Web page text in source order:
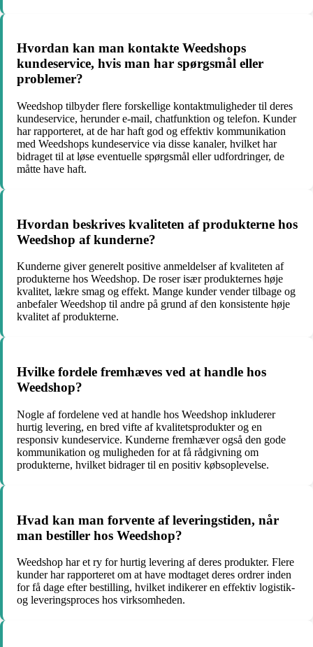
Hvordan kan man kontakte Weedshops
kundeservice, hvis man har spørgsmål eller
problemer?
Weedshop tilbyder flere forskellige kontaktmuligheder til deres
kundeservice, herunder e-mail, chatfunktion og telefon. Kunder
har rapporteret, at de har haft god og effektiv kommunikation
med Weedshops kundeservice via disse kanaler, hvilket har
bidraget til at løse eventuelle spørgsmål eller udfordringer, de
måtte have haft.
Hvordan beskrives kvaliteten af produkterne hos
Weedshop af kunderne?
Kunderne giver generelt positive anmeldelser af kvaliteten af
produkterne hos Weedshop. De roser især produkternes høje
kvalitet, lækre smag og effekt. Mange kunder vender tilbage og
anbefaler Weedshop til andre på grund af den konsistente høje
kvalitet af produkterne.
Hvilke fordele fremhæves ved at handle hos
Weedshop?
Nogle af fordelene ved at handle hos Weedshop inkluderer
hurtig levering, en bred vifte af kvalitetsprodukter og en
responsiv kundeservice. Kunderne fremhæver også den gode
kommunikation og muligheden for at få rådgivning om
produkterne, hvilket bidrager til en positiv købsoplevelse.
Hvad kan man forvente af leveringstiden, når
man bestiller hos Weedshop?
Weedshop har et ry for hurtig levering af deres produkter. Flere
kunder har rapporteret om at have modtaget deres ordrer inden
for få dage efter bestilling, hvilket indikerer en effektiv logistik-
og leveringsproces hos virksomheden.